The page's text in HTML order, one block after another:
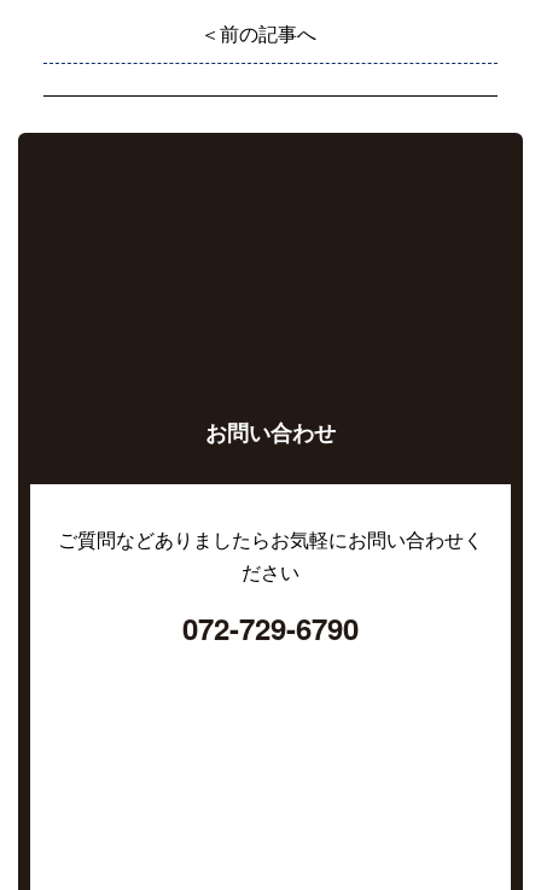
＜前の記事へ
お問い合わせ
ご質問などありましたらお気軽にお問い合わせく
ださい
072-729-6790